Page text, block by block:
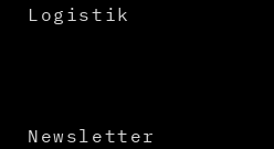
Logistik
Newsletter